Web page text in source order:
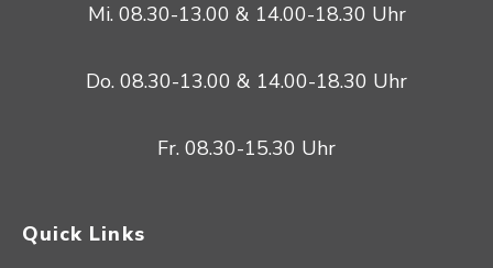
Mi. 08.30-13.00 & 14.00-18.30 Uhr
Do. 08.30-13.00 & 14.00-18.30 Uhr
Fr. 08.30-15.30 Uhr
Quick Links